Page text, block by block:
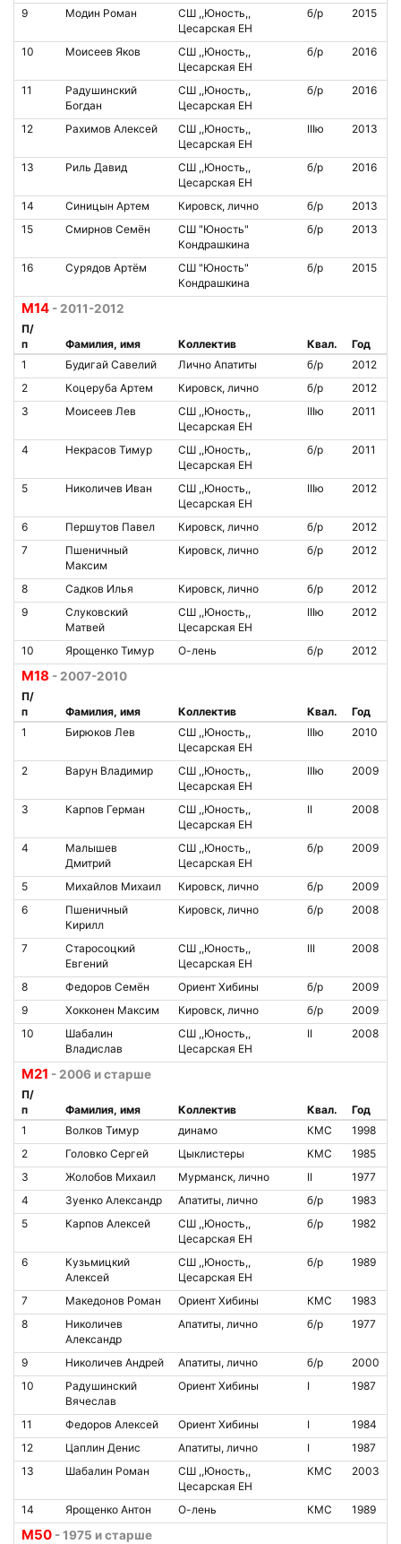
9 Модин Роман
СШ ,,Юность,,
Цесарская ЕН
б/р 2015
10 Моисеев Яков
СШ ,,Юность,,
Цесарская ЕН
б/р 2016
11
Радушинский
Богдан
СШ ,,Юность,,
Цесарская ЕН
б/р 2016
12 Рахимов Алексей
СШ ,,Юность,,
Цесарская ЕН
IIIю 2013
13 Риль Давид
СШ ,,Юность,,
Цесарская ЕН
б/р 2016
14 Синицын Артем Кировск, лично б/р
2013
15
Смирнов Семён
СШ "Юность"
Кондрашкина
б/р 2013
16 Сурядов Артём
СШ "Юность"
Кондрашкина
б/р 2015
М14 - 2011-2012
П/
п
Фамилия, имя Коллектив Квал.
Год
1
Будигай Савелий Лично Апатиты б/р
2012
2
Коцеруба Артем Кировск, лично б/р
2012
3
Моисеев Лев
СШ ,,Юность,,
Цесарская ЕН
IIIю 2011
4 Некрасов Тимур
СШ ,,Юность,,
Цесарская ЕН
б/р 2011
5 Николичев Иван
СШ ,,Юность,,
Цесарская ЕН
IIIю 2012
6 Першутов Павел Кировск, лично б/р
2012
7
Пшеничный
Максим
Кировск, лично б/р 2012
8 Садков Илья Кировск, лично б/р
2012
9
Слуковский
Матвей
СШ ,,Юность,,
Цесарская ЕН
IIIю 2012
10 Ярощенко Тимур О-лень б/р 2012
М18 - 2007-2010
П/
п
Фамилия, имя Коллектив Квал.
Год
1
Бирюков Лев
СШ ,,Юность,,
Цесарская ЕН
IIIю 2010
2 Варун Владимир
СШ ,,Юность,,
Цесарская ЕН
IIIю 2009
3 Карпов Герман
СШ ,,Юность,,
Цесарская ЕН
II 2008
4
Малышев
Дмитрий
СШ ,,Юность,,
Цесарская ЕН
б/р 2009
5 Михайлов Михаил Кировск, лично б/р
2009
6
Пшеничный
Кирилл
Кировск, лично б/р 2008
7
Старосоцкий
Евгений
СШ ,,Юность,,
Цесарская ЕН
III 2008
8 Федоров Семён Ориент Хибины б/р
2009
9
Хокконен Максим Кировск, лично б/р
2009
10
Шабалин
Владислав
СШ ,,Юность,,
Цесарская ЕН
II 2008
М21 - 2006 и старше
П/
п
Фамилия, имя Коллектив Квал.
Год
1
Волков Тимур динамо КМС
1998
2
Головко Сергей Цыклистеры КМС
1985
3
Жолобов Михаил Мурманск, лично II
1977
4
Зуенко Александр Апатиты, лично б/р
1983
5
Карпов Алексей
СШ ,,Юность,,
Цесарская ЕН
б/р 1982
6
Кузьмицкий
Алексей
СШ ,,Юность,,
Цесарская ЕН
б/р 1989
7 Македонов Роман Ориент Хибины КМС
1983
8
Николичев
Александр
Апатиты, лично б/р 1977
9 Николичев Андрей Апатиты, лично б/р
2000
10
Радушинский
Вячеслав
Ориент Хибины I 1987
11 Федоров Алексей Ориент Хибины I
1984
12
Цаплин Денис Апатиты, лично I
1987
13
Шабалин Роман
СШ ,,Юность,,
Цесарская ЕН
КМС 2003
14 Ярощенко Антон О-лень КМС 1989
М50 - 1975 и старше